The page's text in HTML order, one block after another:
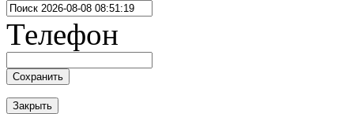
Телефон
Сохранить
Закрыть